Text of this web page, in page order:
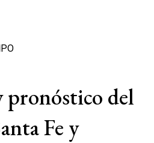
pronóstico del
Fe y